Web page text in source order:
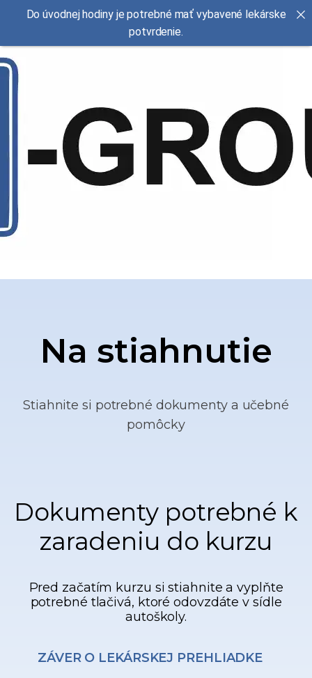
Do úvodnej hodiny je potrebné mať vybavené lekárske
potvrdenie.
Na stiahnutie
Stiahnite si potrebné dokumenty a učebné
pomôcky
Dokumenty potrebné k
zaradeniu do kurzu
Pred začatím kurzu si stiahnite a vyplňte
potrebné tlačivá, ktoré odovzdáte v sídle
autoškoly.
ZÁVER O LEKÁRSKEJ PREHLIADKE